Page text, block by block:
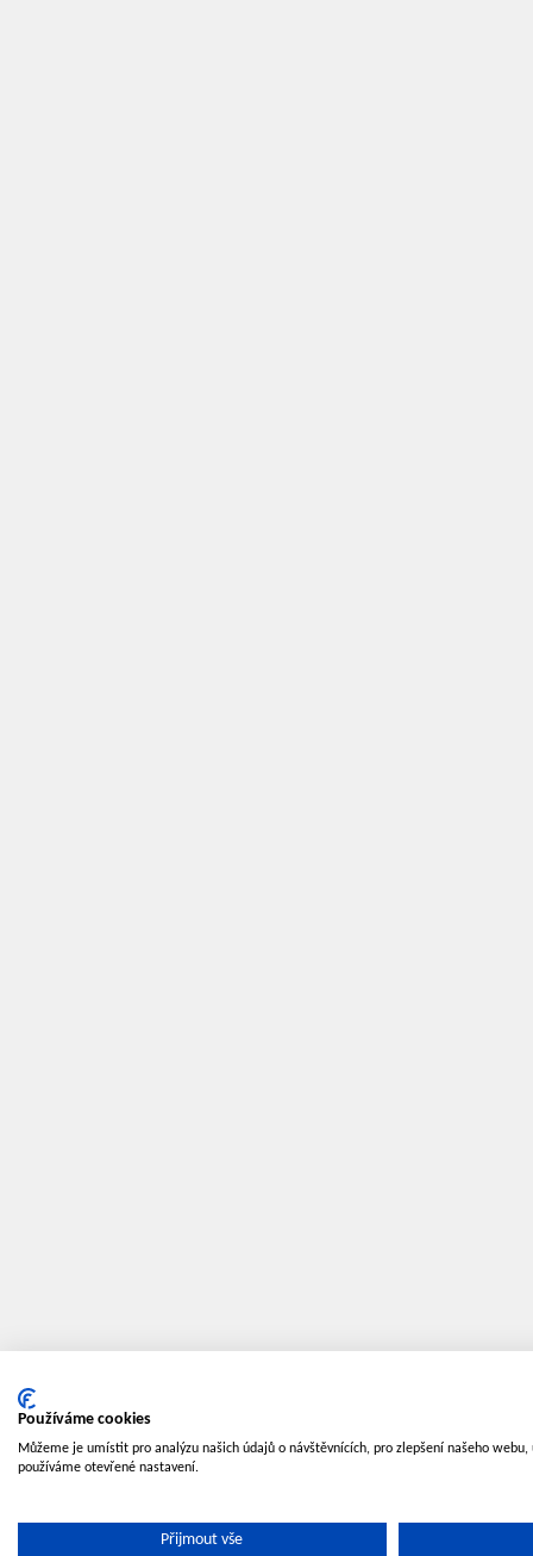
Používáme cookies
Můžeme je umístit pro analýzu našich údajů o návštěvnících, pro zlepšení našeho
používáme otevřené nastavení.
Přijmout vše